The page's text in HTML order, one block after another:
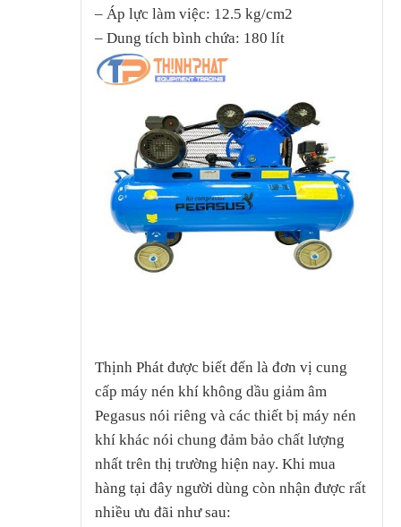
– Áp lực làm việc: 12.5 kg/cm2
– Dung tích bình chứa: 180 lít
Thịnh Phát được biết đến là đơn vị cung
cấp máy nén khí không dầu giảm âm
Pegasus nói riêng và các thiết bị máy nén
khí khác nói chung đảm bảo chất lượng
nhất trên thị trường hiện nay. Khi mua
hàng tại đây người dùng còn nhận được rất
nhiều ưu đãi như sau: